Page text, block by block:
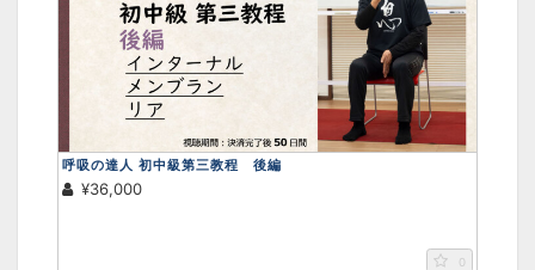
呼吸の達人 初中級第三教程 後編
¥36,000
0